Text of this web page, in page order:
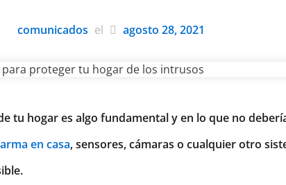
comunicados el agosto 28, 2021
tu hogar es algo fundamental y en lo que no
en casa, sensores, cámaras o cualquier otro